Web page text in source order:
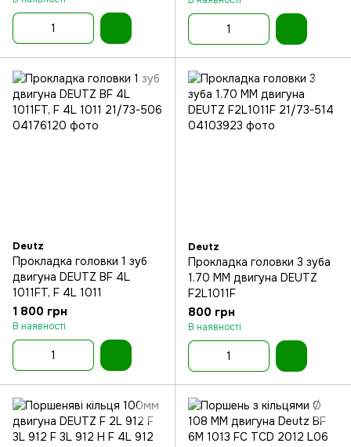
Deutz
Прокладка головки 1 зуб
двигуна DEUTZ BF 4L
1011FT, F 4L 1011
1 800 грн
В наявності
Deutz
Прокладка головки 3 зуба
1.70 MM двигуна DEUTZ
F2L1011F
800 грн
В наявності